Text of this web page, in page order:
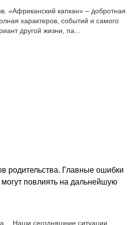
«Африканский капкан» – добротная
характеров, событий и самого
другой жизни, па...
родительства. Главные ошибки
повлиять на дальнейшую
Наши сегодняшние ситуации,